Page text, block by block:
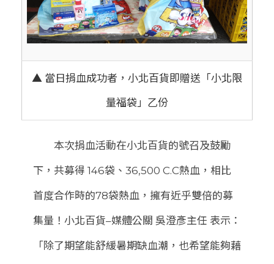
▲ 當日捐血成功者，小北百貨即贈送「小北限
量福袋」乙份
本次捐血活動在小北百貨的號召及鼓勵
下，共募得 146袋、36,500 C.C熱血，相比
首度合作時的78袋熱血，擁有近乎雙倍的募
集量！小北百貨–媒體公關 吳澄彥主任 表示：
「除了期望能舒緩暑期缺血潮，也希望能夠藉